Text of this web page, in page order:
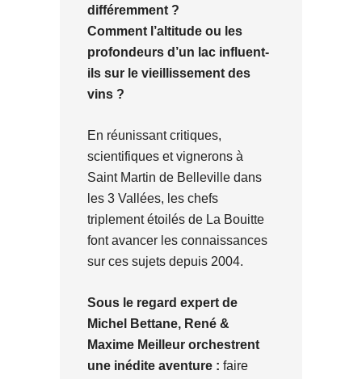
différemment ?
Comment l’altitude ou les
profondeurs d’un lac influent-
ils sur le vieillissement des
vins ?
En réunissant critiques,
scientifiques et vignerons à
Saint Martin de Belleville dans
les 3 Vallées, les chefs
triplement étoilés de La Bouitte
font avancer les connaissances
sur ces sujets depuis 2004.
Sous le regard expert de
Michel Bettane, René &
Maxime Meilleur orchestrent
une inédite aventure : faire